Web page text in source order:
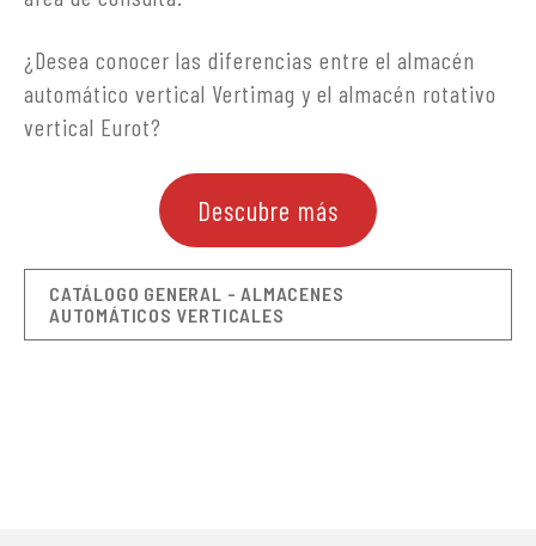
¿Desea conocer las diferencias entre el almacén
automático vertical Vertimag y el almacén rotativo
vertical Eurot?
Descubre más
CATÁLOGO GENERAL - ALMACENES
AUTOMÁTICOS VERTICALES